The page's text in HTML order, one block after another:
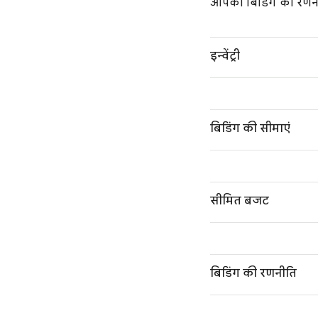
इन्वेंट्री
बिडिंग की सीमाएं
सीमित बजट
बिडिंग की रणनीति